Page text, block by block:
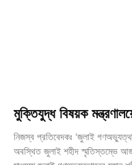
মুক্তিযুদ্ধ বিষয়ক
স্মৃতিস্তম্ভে পুষ্পস্তবক অর্পণ
নিজস্ব প্রতিবেদকঃ ‘জুলাই
অবস্থিত জুলাই শহীদ স্মৃতিস্তম্ভে আজ